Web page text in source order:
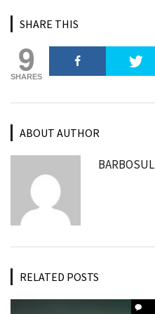
SHARE THIS
9
SHARES
ABOUT AUTHOR
BARBOSUL
RELATED POSTS